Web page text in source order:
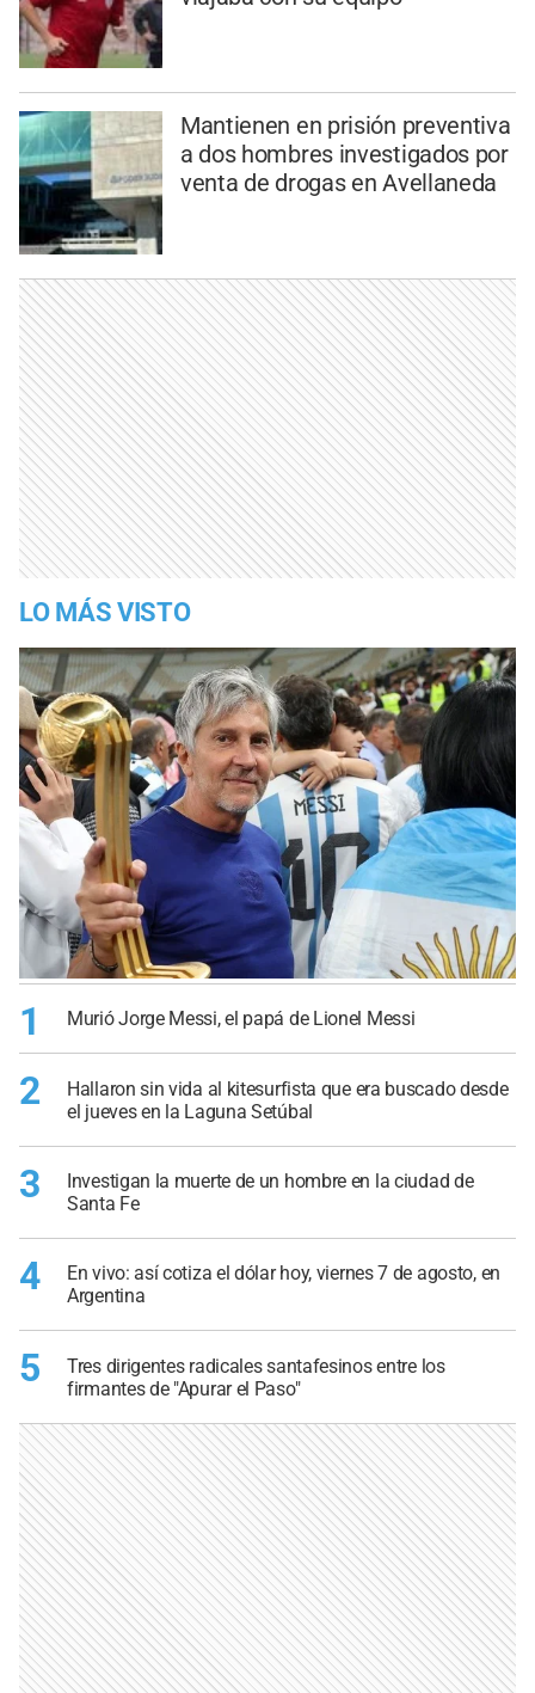
Mantienen en prisión preventiva
a dos hombres investigados por
venta de drogas en Avellaneda
LO MÁS VISTO
1 Murió Jorge Messi, el papá de Lionel Messi
2
Hallaron sin vida al kitesurfista que era buscado desde
el jueves en la Laguna Setúbal
3
Investigan la muerte de un hombre en la ciudad de
Santa Fe
4
En vivo: así cotiza el dólar hoy, viernes 7 de agosto, en
Argentina
5
Tres dirigentes radicales santafesinos entre los
firmantes de "Apurar el Paso"